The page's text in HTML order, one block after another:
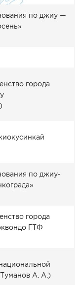
по джиу —
города
по джиу-
города
ГТФ
А. А.)